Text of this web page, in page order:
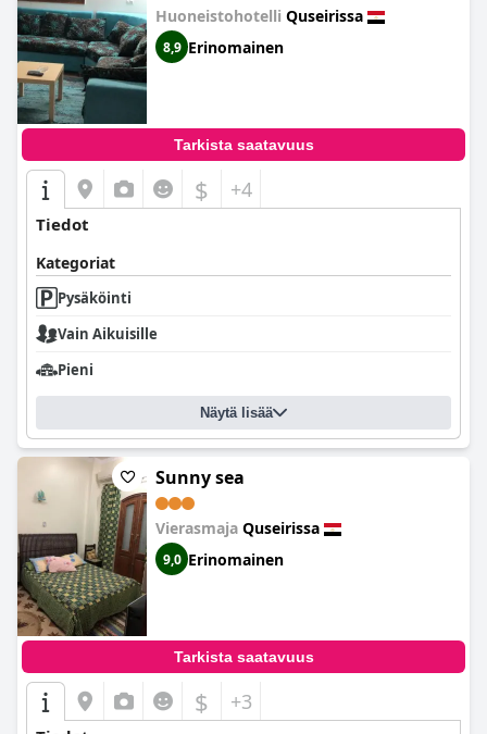
Huoneistohotelli Quseirissa
8,9 Erinomainen
Tarkista saatavuus
$ +4
Tiedot
Kategoriat
Pysäköinti
Vain Aikuisille
Pieni
Näytä lisää
Sunny sea
Vierasmaja Quseirissa
9,0 Erinomainen
Tarkista saatavuus
$ +3